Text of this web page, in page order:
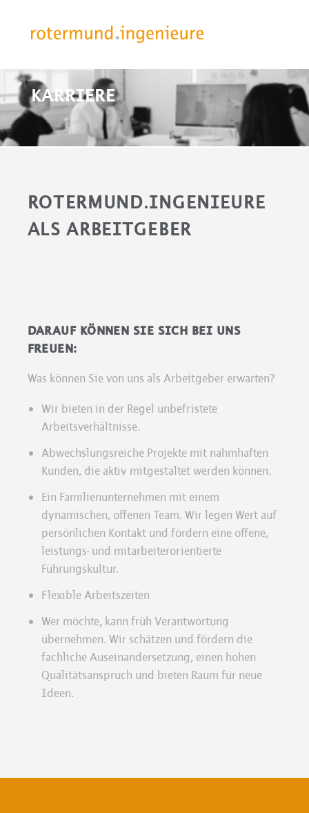
KARRIERE
ROTERMUND.INGENIEURE
ALS ARBEITGEBER
DARAUF KÖNNEN SIE SICH BEI UNS
FREUEN:
Was können Sie von uns als Arbeitgeber erwarten?
Wir bieten in der Regel unbefristete
Arbeitsverhältnisse.
Abwechslungsreiche Projekte mit nahmhaften
Kunden, die aktiv mitgestaltet werden können.
Ein Familienunternehmen mit einem
dynamischen, offenen Team. Wir legen Wert auf
persönlichen Kontakt und fördern eine offene,
leistungs- und mitarbeiterorientierte
Führungskultur.
Flexible Arbeitszeiten
Wer möchte, kann früh Verantwortung
übernehmen. Wir schätzen und fördern die
fachliche Auseinandersetzung, einen hohen
Qualitätsanspruch und bieten Raum für neue
Ideen.